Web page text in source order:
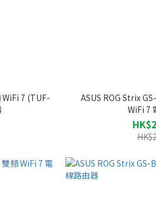
7 (TUF-
ASUS ROG Strix
WiFi 7